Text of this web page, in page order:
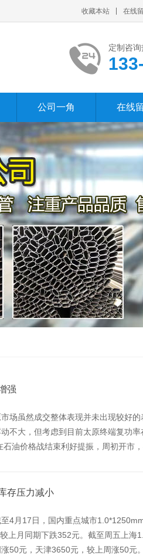
收藏本站 在线
定制咨
公司一角 在线
强
场虽然成交整体表现并未出现较好的
不大，但考虑到目前太原终端复功率
油价格战结束利好提振，周初开市
存压力减小
4月17日，国内重点城市
上月同期下跌352元。截至周五上海
50元，天津3650元，较上周涨50元